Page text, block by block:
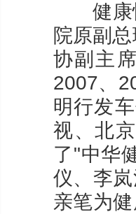
健康快
院原副
协副主
2007、
明行发
视、北
了"中华
仪、李
亲笔为